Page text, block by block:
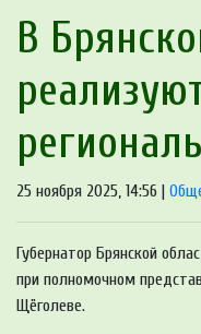
В
25 ноября 2025, 14:56 |
Губернатор Брянской
при полномочном
Щёголеве.